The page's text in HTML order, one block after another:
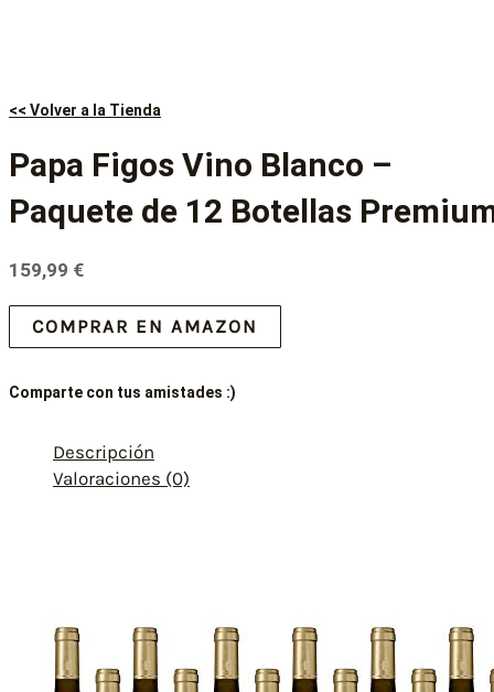
<< Volver a la Tienda
Papa Figos Vino Blanco –
Paquete de 12 Botellas
159,99 €
COMPRAR EN AMAZON
Comparte con tus amistades :)
Descripción
Valoraciones (0)